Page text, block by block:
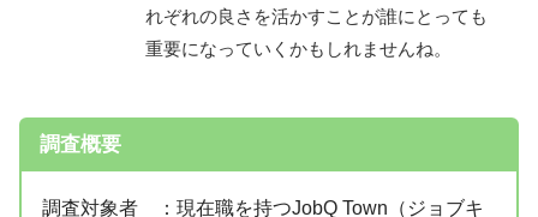
れぞれの良さを活かすことが誰にとっても
重要になっていくかもしれませんね。
調査概要
調査対象者 ：現在職を持つJobQ Town（ジョブキ